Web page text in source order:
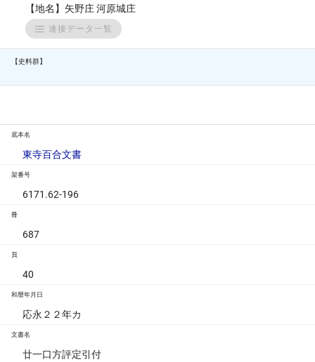
【地名】矢野庄 河原城庄
連接データ一覧
【史料群】
底本名
東寺百合文書
架番号
6171.62-196
冊
687
頁
40
和暦年月日
応永２２年カ
文書名
廿一口方評定引付